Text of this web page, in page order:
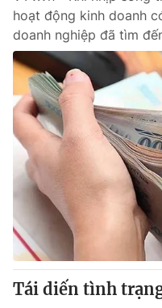
hoạt động kinh doanh
doanh nghiệp đã tìm
Tái diến tình